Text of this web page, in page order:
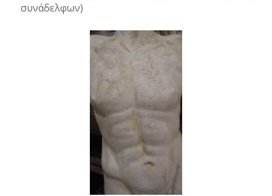
συνάδελφων)